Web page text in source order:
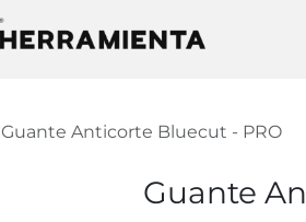
Guante Anticorte Bluecut - PRO
Guante